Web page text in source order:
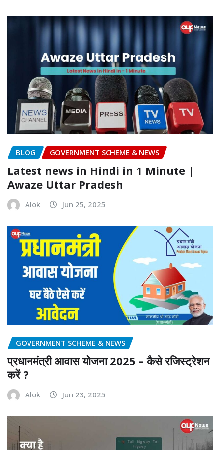
BLOG GOVERNMENT SCHEME & NEWS
Latest news in Hindi in 1 Minute |
Awaze Uttar Pradesh
Alok Jun 25, 2025
GOVERNMENT SCHEME & NEWS
प्रधानमंत्री आवास योजना 2025 – कैसे रजिस्ट्रेशन
करें ?
Alok Jun 23, 2025